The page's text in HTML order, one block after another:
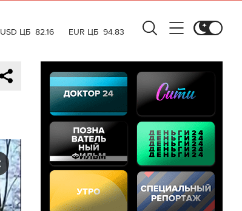
USD ЦБ 82.16 EUR ЦБ 94.83
Share